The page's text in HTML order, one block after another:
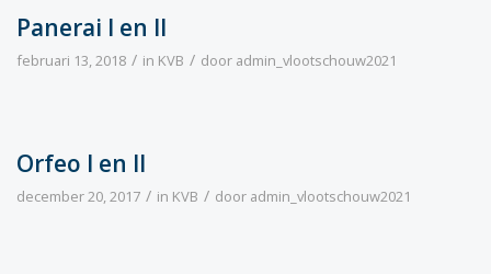
Panerai I en II
februari 13, 2018 / in KVB / door admin_vlootschouw2021
Orfeo I en II
december 20, 2017 / in KVB / door admin_vlootschouw2021